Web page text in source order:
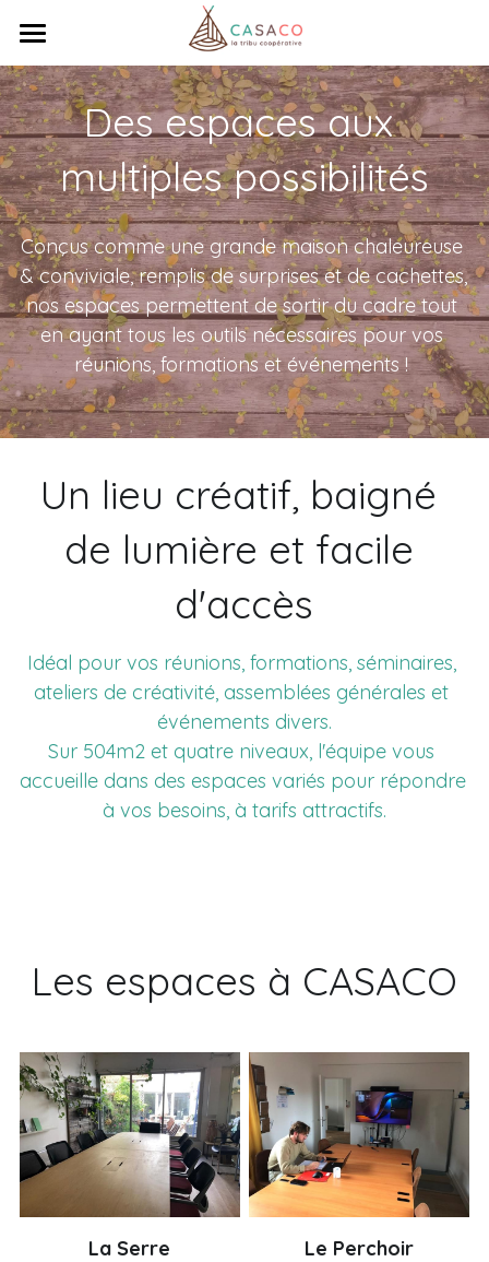
Accueil
Venez travailler
Réunissez-vous
Qui sommes-nous ?
Coopérative
Tribu
Ça bouge !
Actualités
Animations
Contact
Totem
Rechercher
Visitez l'espace
Des espaces aux
multiples possibilités
Conçus comme une grande maison chaleureuse
& conviviale, remplis de surprises et de cachettes,
nos espaces permettent de sortir du cadre tout
en ayant tous les outils nécessaires pour vos
réunions, formations et événements !
Un lieu créatif, baigné
de lumière et facile
d'accès
Idéal pour vos réunions, formations, séminaires,
ateliers de créativité, assemblées générales et
événements divers.
Sur 504m2 et quatre niveaux, l'équipe vous
accueille dans des espaces variés pour répondre
à vos besoins, à tarifs attractifs.
Les espaces à CASACO
La Serre Le Perchoir
LES CATÉGORIES DE LA BOUTIQUE
Toutes les catégories
CATÉGORIES DE BLOG
Toutes les catégories
Interviews